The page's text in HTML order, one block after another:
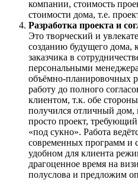
компании, стоимость
стоимости дома, т.е.
Разработка проекта и
Это творческий и
созданию будущего дома,
заказчика в
персональными
объёмно-планировочных
работу до полного
клиентом, т.к. обе
получился отличный дом,
просто проект,
«под сукно». Работа
современных программ и
удобном для клиента
драгоценное время на
полуслова и предложим